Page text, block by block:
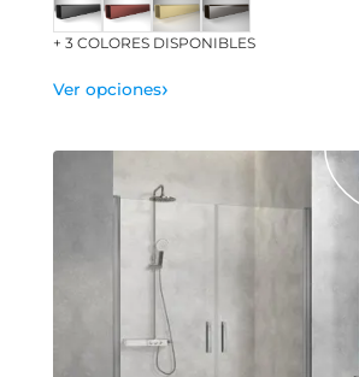
+ 3 COLORES DISPONIBLES
Ver opciones›